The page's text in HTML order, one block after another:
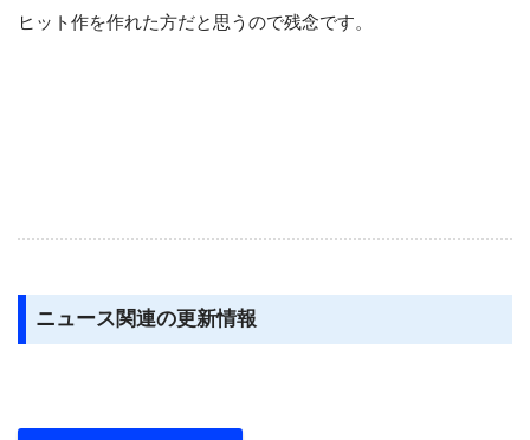
ヒット作を作れた方だと思うので残念です。
ニュース関連の更新情報